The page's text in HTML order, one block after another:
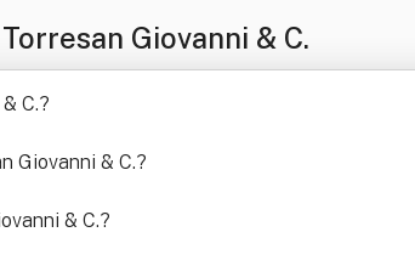
Giovanni & C.
C.?
Giovanni & C.?
& C.?